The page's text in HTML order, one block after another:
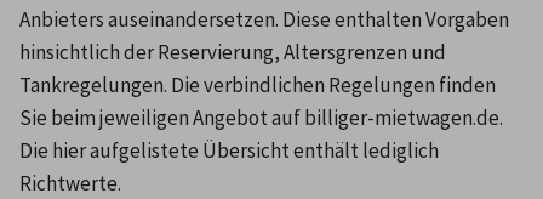
Anbieters auseinandersetzen. Diese enthalten Vorgaben
hinsichtlich der Reservierung, Altersgrenzen und
Tankregelungen. Die verbindlichen Regelungen finden
Sie beim jeweiligen Angebot auf billiger-mietwagen.de.
Die hier aufgelistete Übersicht enthält lediglich
Richtwerte.